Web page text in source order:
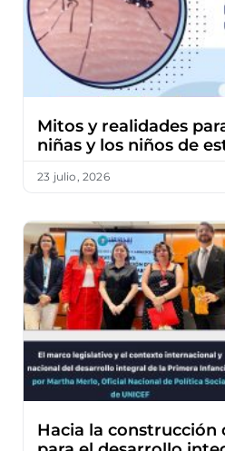
Mitos y realidades
niñas y los niños de
23 julio, 2026
Hacia la construcción